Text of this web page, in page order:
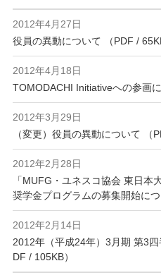
2012年4月27日
役員の異動について （PDF /
2012年4月18日
TOMODACHI Initiativeへの参画
2012年3月29日
（変更）役員の異動について （
2012年2月28日
「MUFG・ユネスコ協会 東日本
奨学金プログラムの募集開始に
2012年2月14日
2012年（平成24年）3月期 第3
DF / 105KB）